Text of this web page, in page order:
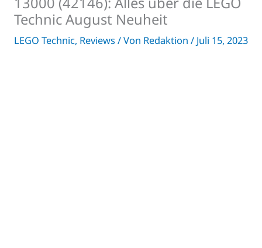
Technic August Neuheit
LEGO Technic, Reviews / Von Redaktion / Juli 15, 2023